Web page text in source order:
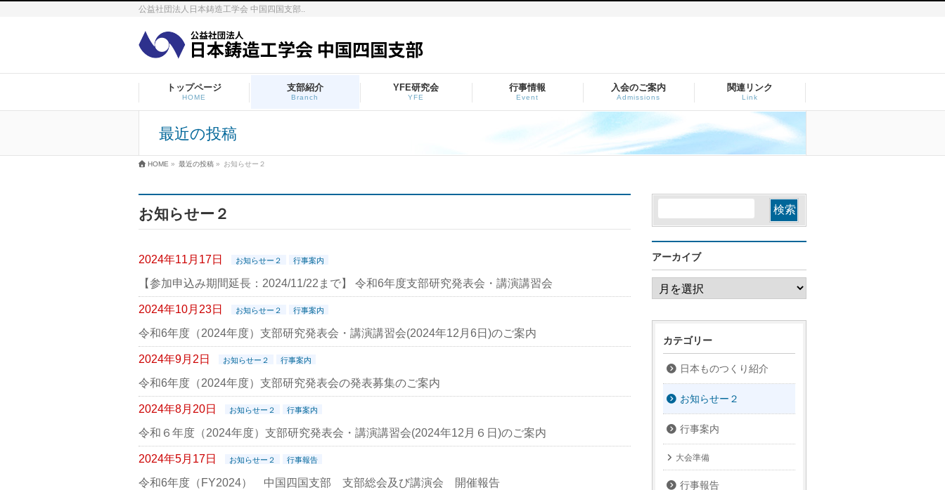
公益社団法人日本鋳造工学会 中国四国支部..
トップページ
HOME
支部紹介
Branch
YFE研究会
YFE
行事情報
Event
入会のご案内
Admissions
関連リンク
Link
最近の投稿
HOME » 最近の投稿 » お知らせー２
お知らせー２
2024年11月17日 お知らせー２ 行事案内
【参加申込み期間延長：2024/11/22まで】 令和6年度支部研究発表会・講演講習会
2024年10月23日 お知らせー２ 行事案内
令和6年度（2024年度）支部研究発表会・講演講習会(2024年12月6日)のご案内
2024年9月2日 お知らせー２ 行事案内
令和6年度（2024年度）支部研究発表会の発表募集のご案内
2024年8月20日 お知らせー２ 行事案内
令和６年度（2024年度）支部研究発表会・講演講習会(2024年12月６日)のご案内
2024年5月17日 お知らせー２ 行事報告
令和6年度（FY2024） 中国四国支部 支部総会及び講演会 開催報告
アーカイブ
ア
ー
カ
ブ
カテゴリー
日本ものつくり紹介
お知らせー２
行事案内
大会準備
行事報告